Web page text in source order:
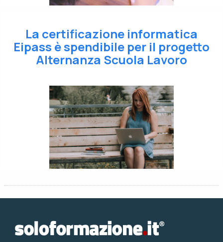
La certificazione informatica
Eipass è spendibile per il progetto
Alternanza Scuola Lavoro